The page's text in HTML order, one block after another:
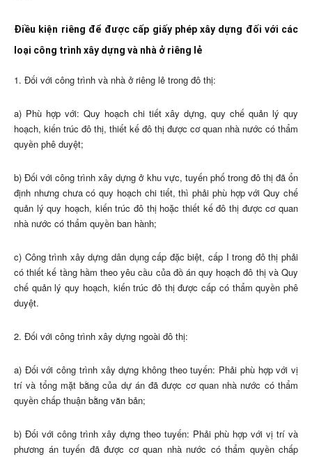
Điều kiện riêng để được cấp giấy phép xây dựng đối với các
loại công trình xây dựng và nhà ở riêng lẻ
1. Đối với công trình và nhà ở riêng lẻ trong đô thị:
a) Phù hợp với: Quy hoạch chi tiết xây dựng, quy chế quản lý quy
hoạch, kiến trúc đô thị, thiết kế đô thị được cơ quan nhà nước có thẩm
quyền phê duyệt;
b) Đối với công trình xây dựng ở khu vực, tuyến phố trong đô thị đã ổn
định nhưng chưa có quy hoạch chi tiết, thì phải phù hợp với Quy chế
quản lý quy hoạch, kiến trúc đô thị hoặc thiết kế đô thị được cơ quan
nhà nước có thẩm quyền ban hành;
c) Công trình xây dựng dân dụng cấp đặc biệt, cấp I trong đô thị phải
có thiết kế tầng hầm theo yêu cầu của đồ án quy hoạch đô thị và Quy
chế quản lý quy hoạch, kiến trúc đô thị được cấp có thẩm quyền phê
duyệt.
2. Đối với công trình xây dựng ngoài đô thị:
a) Đối với công trình xây dựng không theo tuyến: Phải phù hợp với vị
trí và tổng mặt bằng của dự án đã được cơ quan nhà nước có thẩm
quyền chấp thuận bằng văn bản;
b) Đối với công trình xây dựng theo tuyến: Phải phù hợp với vị trí và
phương án tuyến đã được cơ quan nhà nước có thẩm quyền chấp